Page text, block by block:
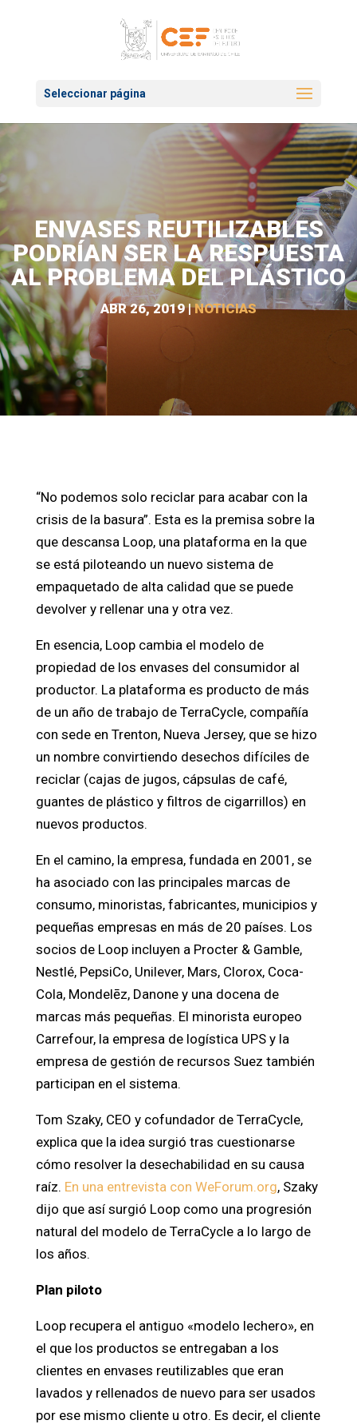
Seleccionar página
ENVASES REUTILIZABLES
PODRÍAN SER LA RESPUESTA
AL PROBLEMA DEL PLÁSTICO
ABR 26, 2019|NOTICIAS
“No podemos solo reciclar para acabar con la
crisis de la basura”. Esta es la premisa sobre la
que descansa Loop, una plataforma en la que
se está piloteando un nuevo sistema de
empaquetado de alta calidad que se puede
devolver y rellenar una y otra vez.
En esencia, Loop cambia el modelo de
propiedad de los envases del consumidor al
productor. La plataforma es producto de más
de un año de trabajo de TerraCycle, compañía
con sede en Trenton, Nueva Jersey, que se hizo
un nombre convirtiendo desechos difíciles de
reciclar (cajas de jugos, cápsulas de café,
guantes de plástico y filtros de cigarrillos) en
nuevos productos.
En el camino, la empresa, fundada en 2001, se
ha asociado con las principales marcas de
consumo, minoristas, fabricantes, municipios y
pequeñas empresas en más de 20 países. Los
socios de Loop incluyen a Procter & Gamble,
Nestlé, PepsiCo, Unilever, Mars, Clorox, Coca-
Cola, Mondelēz, Danone y una docena de
marcas más pequeñas. El minorista europeo
Carrefour, la empresa de logística UPS y la
empresa de gestión de recursos Suez también
participan en el sistema.
Tom Szaky, CEO y cofundador de TerraCycle,
explica que la idea surgió tras cuestionarse
cómo resolver la desechabilidad en su causa
raíz. En una entrevista con WeForum.org, Szaky
dijo que así surgió Loop como una progresión
natural del modelo de TerraCycle a lo largo de
los años.
Plan piloto
Loop recupera el antiguo «modelo lechero», en
el que los productos se entregaban a los
clientes en envases reutilizables que eran
lavados y rellenados de nuevo para ser usados
por ese mismo cliente u otro. Es decir, el cliente